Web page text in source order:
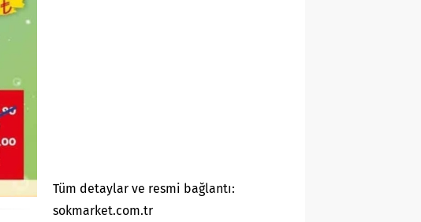
Tüm detaylar ve resmi bağlantı:
sokmarket.com.tr